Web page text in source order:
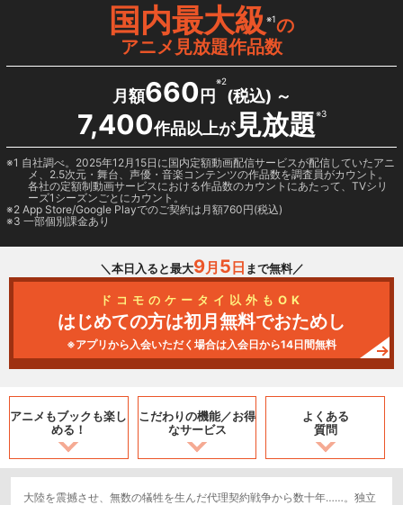
国内最大級※1の
アニメ見放題作品数
月額660 円
※2
(税込) ～
7,400作品以上が見放題※3
1 自社調べ。2025年12月15日に国内定額動画配信サービスが配信していたアニ
メ、2.5次元・舞台、声優・音楽コンテンツの作品数を調査員がカウント。
各社の定額制動画サービスにおける作品数のカウントにあたって、TVシリ
ーズ1シーズンごとにカウント。
2 App Store/Google Playでのご契約は月額760円(税込)
3 一部個別課金あり
＼本日入ると最大9月 5 日 まで無料／
ドコモのケータイ以外もOK
はじめての方は初月無料でおためし
※アプリから入会いただく場合は入会日から14日間無料
アニメもブックも楽し
める！
こだわりの機能／お得
なサービス
よくある
質問
大陸を震撼させ、無数の犠牲を生んだ代理契約戦争から数十年……。独立